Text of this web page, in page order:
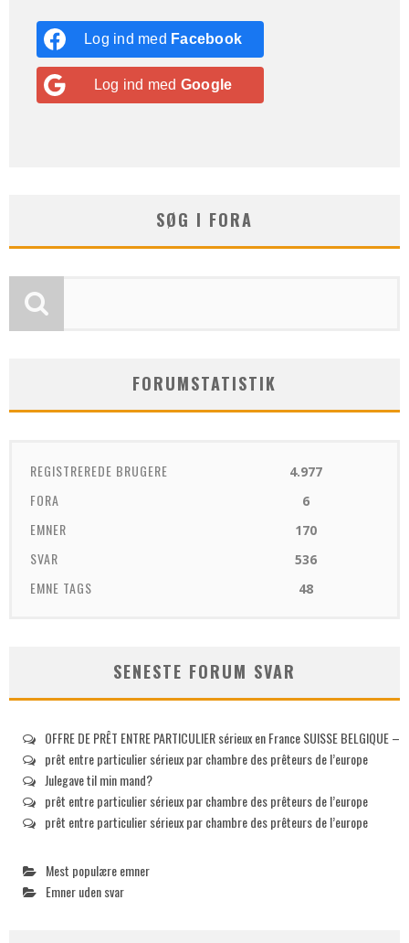
Log ind med Facebook
Log ind med Google
SØG I FORA
FORUMSTATISTIK
REGISTREREDE BRUGERE 4.977
FORA 6
EMNER 170
SVAR 536
EMNE TAGS 48
SENESTE FORUM SVAR
OFFRE DE PRÊT ENTRE PARTICULIER sérieux en France SUISSE BELGIQUE –
prêt entre particulier sérieux par chambre des prêteurs de l’europe
Julegave til min mand?
prêt entre particulier sérieux par chambre des prêteurs de l’europe
prêt entre particulier sérieux par chambre des prêteurs de l’europe
Mest populære emner
Emner uden svar